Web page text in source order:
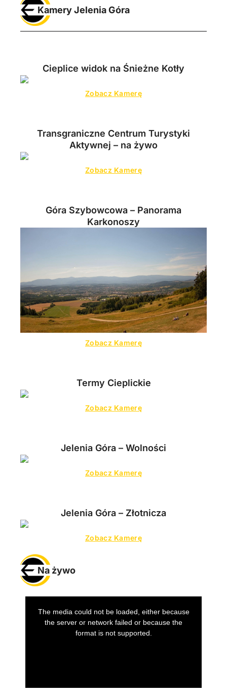
Kamery Jelenia Góra
Cieplice widok na Śnieżne Kotły
Zobacz Kamerę
Transgraniczne Centrum Turystyki
Aktywnej – na żywo
Zobacz Kamerę
Góra Szybowcowa – Panorama
Karkonoszy
Zobacz Kamerę
Termy Cieplickie
Zobacz Kamerę
Jelenia Góra – Wolności
Zobacz Kamerę
Jelenia Góra – Złotnicza
Zobacz Kamerę
Na żywo